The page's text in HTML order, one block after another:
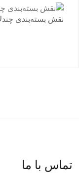
نقش بسته‌بندی
تماس با ما